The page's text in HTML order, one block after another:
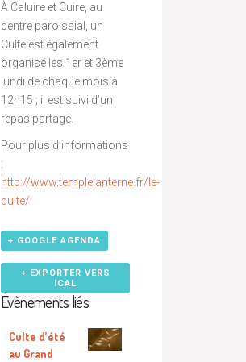
À Caluire et Cuire, au
centre paroissial, un
Culte est également
organisé les 1er et 3ème
lundi de chaque mois à
12h15 ; il est suivi d’un
repas partagé.
Pour plus d’informations
:
http://www.templelanterne.fr/le-
culte/
+ GOOGLE AGENDA
+ EXPORTER VERS
ICAL
Évènements liés
Culte d’été
au Grand